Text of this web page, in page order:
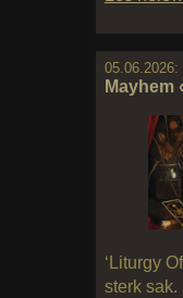
05.06.2026:
Mayhem
‘Liturgy
sterk sak.